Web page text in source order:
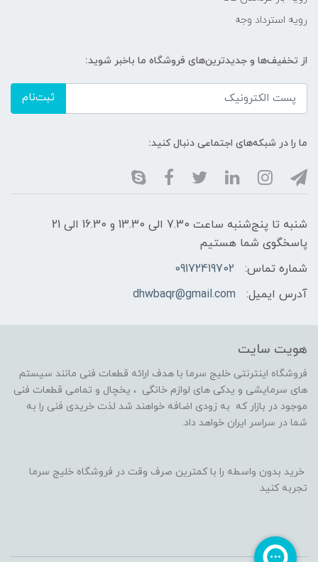
رویه استرداد وجه
از تخفیف‌ها و جدیدترین‌های فروشگاه ما باخبر شوید:
ثبت‌نام
ما را در شبکه‌های اجتماعی دنبال کنید:
شنبه تا پنج‌شنبه ساعت 7.30 الی 13.30 و 16.30 الی 21
پاسخگوی شما هستیم
شماره تماس:
09172419702
آدرس ایمیل:
dhwbaqr@gmail.com
هویت سایت
فروشگاه اینترنتی خلیج سرما با هدف ارائه قطعات فنی مانند سیستم
های سرمایشی و یدکی های لوازم خانگی ، یخچال و تمامی قطعات فنی
موجود در بازار که به زودی اضافه خواهند شد لذت خریدی فنی را به
شما در سراسر ایران خواهد داد.
خرید بدون واسطه را با کمترین صرف وقت در فروشگاه خلیج سرما
تجربه کنید